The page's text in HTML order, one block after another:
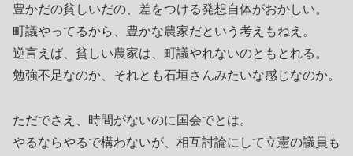
豊かだの貧しいだの、差をつける発想自体がおかしい。
町議やってるから、豊かな農家だという考えもねえ。
逆言えば、貧しい農家は、町議やれないのともとれる。
勉強不足なのか、それとも石垣さんみたいな感じなのか。
ただでさえ、時間がないのに国会でとは。
やるならやるで構わないが、相互討論にして立憲の議員も